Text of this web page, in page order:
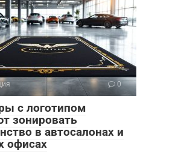
0
с логотипом
зонировать
в автосалонах и
офисах